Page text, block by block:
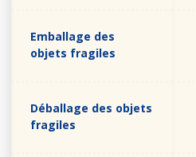
Emballage des
objets fragiles
Déballage des objets
fragiles